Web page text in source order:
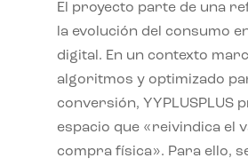
El proyecto parte de una
la evolución del consumo
digital. En un contexto
algoritmos y optimizado
conversión, YYPLUSPLUS
espacio que «reivindica el
compra física». Para ello,